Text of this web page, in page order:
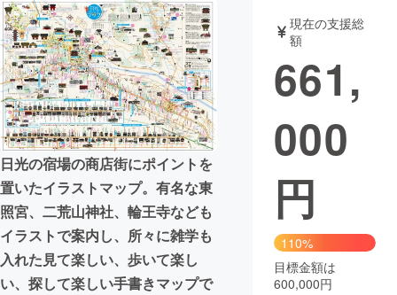
テクノロジー・ガジェット
映像・映画 書籍・雑誌
ビジネス・起業 チャレンジ
まちづくり・地域活性化
CAMPFIRE for Social Good
CAMPFIRE Creation
CAMPFIREふるさと納税
コミュニティ
日光の宿場の商店街にポイントを
置いたイラストマップ。有名な東
照宮、二荒山神社、輪王寺なども
イラストで案内し、所々に雑学も
入れた見て楽しい、歩いて楽し
い、探して楽しい手書きマップで
現在の支援総
額
661,
000
円
110%
目標金額は
600,000円